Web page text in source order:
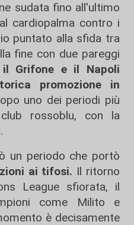
sudata fino all'ultimo
cardiopalma contro i
puntato alla sfida tra
fine con due pareggi
il Grifone e il Napoli
promozione in
uno dei periodi più
rossoblu, con la
un periodo che portò
ai tifosi. Il ritorno
League sfiorata, il
come Milito e
è decisamente